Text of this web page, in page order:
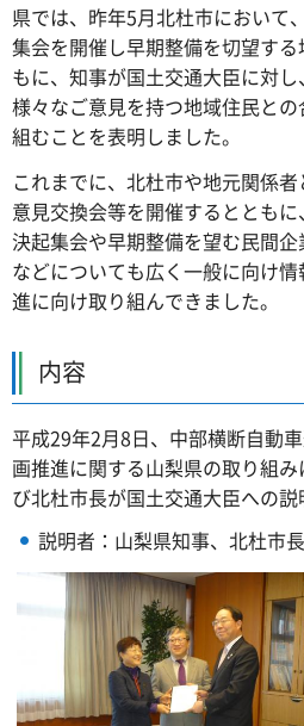
県では、昨年5月北杜市において
集会を開催し早期整備を切望す
もに、知事が国土交通大臣に対
様々なご意見を持つ地域住民と
組むことを表明しました。
これまでに、北杜市や地元関係
意見交換会等を開催するととも
決起集会や早期整備を望む民間
などについても広く一般に向け
進に向け取り組んできました。
内容
平成29年2月8日、中部横断自動
画推進に関する山梨県の取り組
び北杜市長が国土交通大臣への説
説明者：山梨県知事、北杜市長